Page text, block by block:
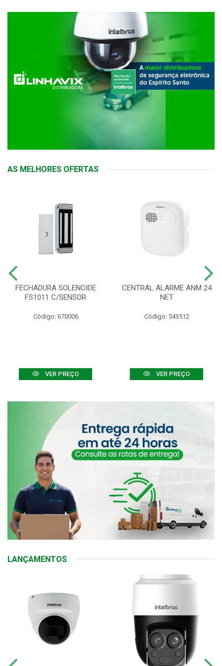
AS MELHORES OFERTAS
FECHADURA SOLENOIDE
FS1011 C/SENSOR
Código: 670006
VER PREÇO
CENTRAL ALARME ANM 24
NET
Código: 543512
VER PREÇO
LANÇAMENTOS